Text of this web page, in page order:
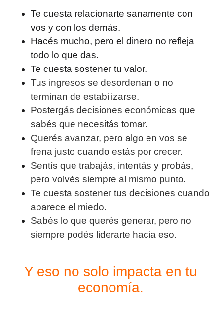
Te cuesta relacionarte sanamente con
vos y con los demás.
Hacés mucho, pero el dinero no refleja
todo lo que das.
Te cuesta sostener tu valor.
Tus ingresos se desordenan o no
terminan de estabilizarse.
Postergás decisiones económicas que
sabés que necesitás tomar.
Querés avanzar, pero algo en vos se
frena justo cuando estás por crecer.
Sentís que trabajás, intentás y probás,
pero volvés siempre al mismo punto.
Te cuesta sostener tus decisiones cuando
aparece el miedo.
Sabés lo que querés generar, pero no
siempre podés liderarte hacia eso.
Y eso no solo impacta en tu
economía.